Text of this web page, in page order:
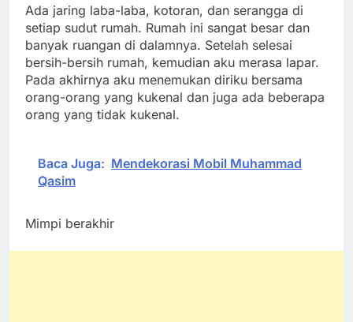
Ada jaring laba-laba, kotoran, dan serangga di
setiap sudut rumah. Rumah ini sangat besar dan
banyak ruangan di dalamnya. Setelah selesai
bersih-bersih rumah, kemudian aku merasa lapar.
Pada akhirnya aku menemukan diriku bersama
orang-orang yang kukenal dan juga ada beberapa
orang yang tidak kukenal.
Baca Juga: Mendekorasi Mobil Muhammad
Qasim
Mimpi berakhir